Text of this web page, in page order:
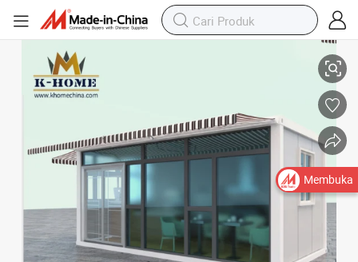
20FT Kedai Kopi Kontainer Bergerak Dijual
Membuka